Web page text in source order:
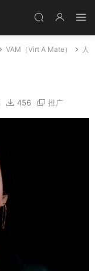
VAM（Virt A Mate）
人
456 推广